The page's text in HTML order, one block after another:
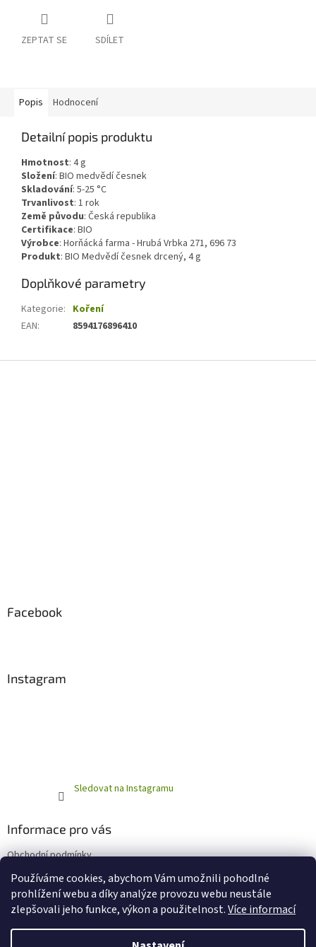
Používáme cookies, abychom Vám umožnili pohodlné
prohlížení webu a díky analýze provozu webu neustále
zlepšovali jeho funkce, výkon a použitelnost.Více informací
ZEPTAT SE SDÍLET
Popis Hodnocení
Detailní popis produktu
Hmotnost: 4g
Složení: BIO medvědí česnek
Skladování: 5-25 °C
Trvanlivost: 1 rok
Země původu: Česká republika
Certifikace: BIO
Výrobce: Horňácká farma - Hrubá Vrbka 271, 696 73
Produkt: BIO Medvědí česnek drcený, 4 g
Doplňkové parametry
Kategorie: Koření
EAN: 8594176896410
Facebook
Instagram
Sledovat na Instagramu
Informace pro vás
Obchodní podmínky
Podmínky ochrany osobních údajů